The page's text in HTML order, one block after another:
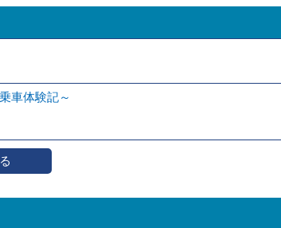
車体験記～